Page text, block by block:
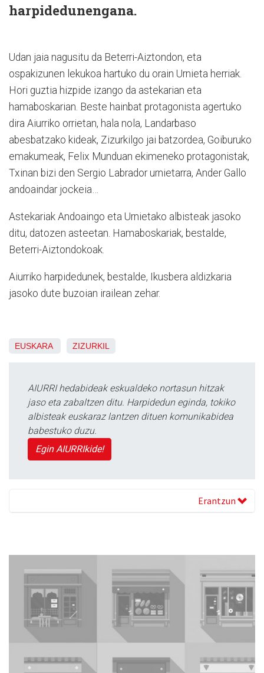
harpidedunengana.
Udan jaia nagusitu da Beterri-Aiztondon, eta
ospakizunen lekukoa hartuko du orain Urnieta herriak.
Hori guztia hizpide izango da astekarian eta
hamaboskarian. Beste hainbat protagonista agertuko
dira Aiurriko orrietan, hala nola, Landarbaso
abesbatzako kideak, Zizurkilgo jai batzordea, Goiburuko
emakumeak, Felix Munduan ekimeneko protagonistak,
Txinan bizi den Sergio Labrador urnietarra, Ander Gallo
andoaindar jockeia…
Astekariak Andoaingo eta Urnietako albisteak jasoko
ditu, datozen asteetan. Hamaboskariak, bestalde,
Beterri-Aiztondokoak.
Aiurriko harpidedunek, bestalde, Ikusbera aldizkaria
jasoko dute buzoian irailean zehar.
EUSKARA ZIZURKIL
AIURRI hedabideak eskualdeko nortasun hitzak
jaso eta zabaltzen ditu. Harpidedun eginda, tokiko
albisteak euskaraz lantzen dituen komunikabidea
babestuko duzu.
Egin AIURRIkide!
Erantzun